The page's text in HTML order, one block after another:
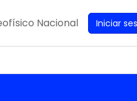
Nacional Iniciar